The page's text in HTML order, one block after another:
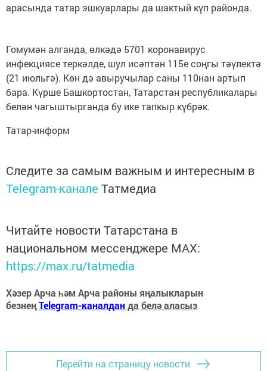
арасында татар эшкуарлары да шактый күп районда.
Гомумән алганда, өлкәдә 5701 коронавирус
инфекциясе теркәлде, шул исәптән 115е соңгы тәүлектә
(21 июльгә). Көн дә авыручылар саны 110нан артып
бара. Күрше Башкортостан, Татарстан республикалары
белән чагыштырганда бу ике тапкыр күбрәк.
Татар-информ
Следите за самым важным и интересным в
Telegram-канале Татмедиа
Читайте новости Татарстана в
национальном мессенджере MАХ:
https://max.ru/tatmedia
Хәзер Арча һәм Арча районы яңалыкларын
безнеңTelegram-каналданда белә аласыз
Перейти на страницу новости